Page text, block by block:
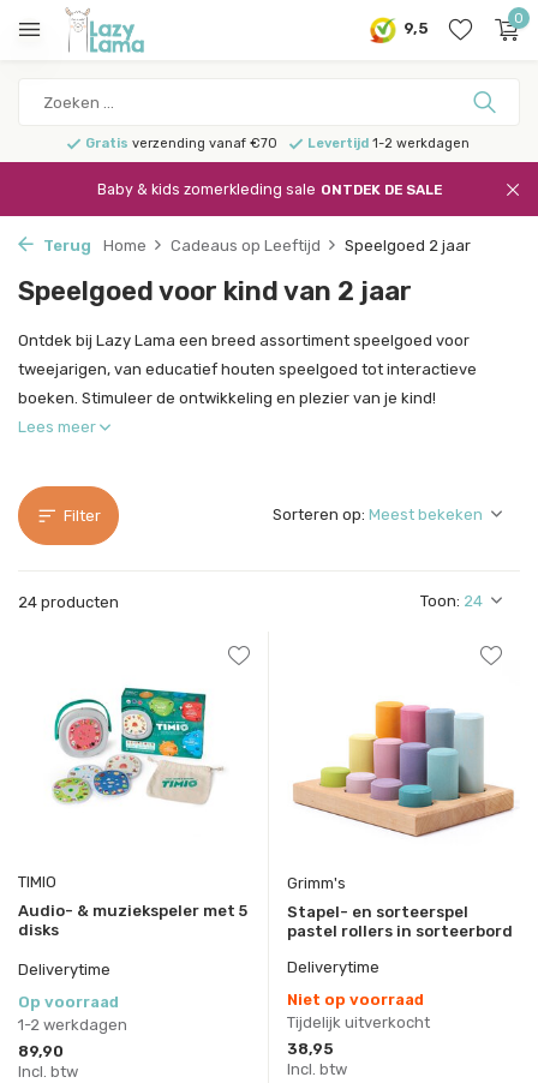
9,5
0
Gratis verzending vanaf €70 Levertijd1-2 werkdagen
Baby & kids zomerkleding sale ONTDEK DE SALE
Terug Home Cadeaus op Leeftijd Speelgoed 2 jaar
Speelgoed voor kind van 2 jaar
Ontdek bij Lazy Lama een breed assortiment speelgoed voor
tweejarigen, van educatief houten speelgoed tot interactieve
boeken. Stimuleer de ontwikkeling en plezier van je kind!
Lees meer
Filter
24 producten Toon:
Sorteren op:
TIMIO
Audio- & muziekspeler met 5
disks
Deliverytime
Op voorraad
1-2 werkdagen
89,90
Incl. btw
Grimm's
Stapel- en sorteerspel
pastel rollers in sorteerbord
Deliverytime
Niet op voorraad
Tijdelijk uitverkocht
38,95
Incl. btw